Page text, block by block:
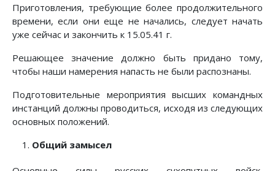
Приготовления, требующие более продолжительного
времени, если они еще не начались, следует начать
уже сейчас и закончить к 15.05.41 г.
Решающее значение должно быть придано тому,
чтобы наши намерения напасть не были распознаны.
Подготовительные мероприятия высших командных
инстанций должны проводиться, исходя из следующих
основных положений.
Общий замысел